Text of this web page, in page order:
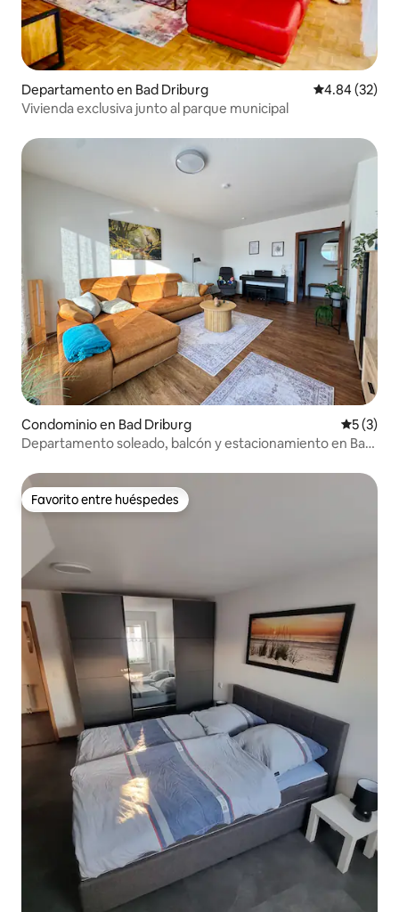
Departamento en Bad Driburg Calificación
4.84 (32)
Vivienda exclusiva junto al parque municipal
Condominio en Bad Driburg
5 (3)
Departamento soleado, balcón y estacionamiento en Bad
Favorito entre huéspedes
Favorito entre huéspedes